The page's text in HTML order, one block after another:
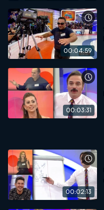
00:04:59
00:03:31
00:02:13